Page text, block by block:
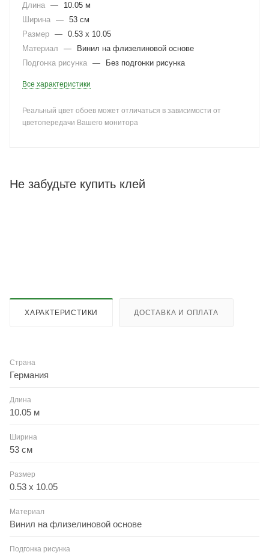
Длина —
10.05 м
Ширина — 53 см
Размер — 0.53 x 10.05
Материал
—
Винил на флизелиновой основе
Подгонка рисунка — Без подгонки рисунка
Все характеристики
Реальный цвет обоев может отличаться в зависимости от
цветопередачи Вашего монитора
Не забудьте купить клей
ХАРАКТЕРИСТИКИ ДОСТАВКА И ОПЛАТА
Страна
Германия
Длина
10.05 м
Ширина
53 см
Размер
0.53 x 10.05
Материал
Винил на флизелиновой основе
Подгонка рисунка